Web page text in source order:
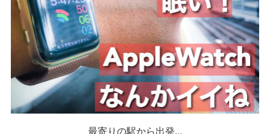
最寄りの駅から出発...